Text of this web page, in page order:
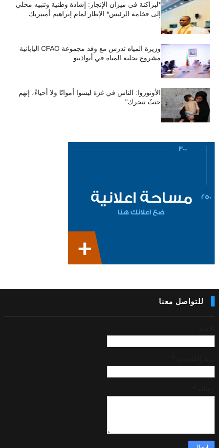
*لبراكنة في ميزان الإنجاز: إشادة وطنية وتنبيه محلي
إلى فخامة الرئيس* الإطار لمام إبراهيم أمبيريك
وزيرة المياه تدرس مع وفد مجموعة CFAO اليابانية
مشروع تحلية المياه في أنواذيبو
الأونوروا: الناس في غزة ليسوا أمواتًا ولا أحياءً، إنهم
جثثٌ تتحرك"
للتواصل معنا